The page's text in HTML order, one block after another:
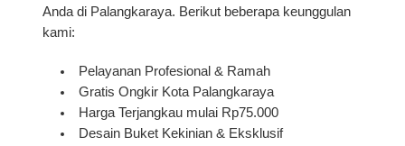
Anda di Palangkaraya. Berikut beberapa keunggulan
kami:
Pelayanan Profesional & Ramah
Gratis Ongkir Kota Palangkaraya
Harga Terjangkau mulai Rp75.000
Desain Buket Kekinian & Eksklusif